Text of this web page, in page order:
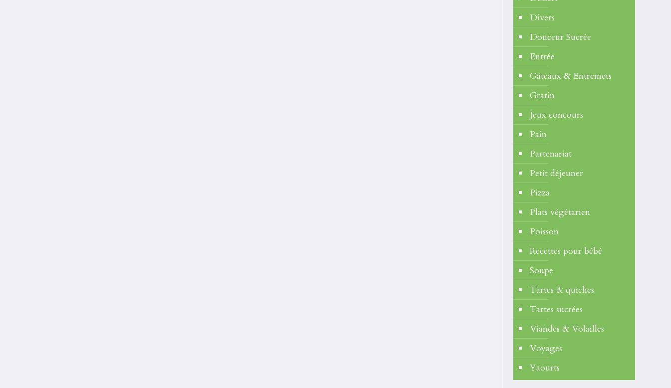
Divers
Douceur Sucrée
Entrée
Gâteaux & Entremets
Gratin
Jeux concours
Pain
Partenariat
Petit déjeuner
Pizza
Plats végétarien
Poisson
Recettes pour bébé
Soupe
Tartes & quiches
Tartes sucrées
Viandes & Volailles
Voyages
Yaourts